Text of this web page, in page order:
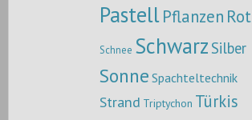
PastellPflanzen Rot
Schnee Schwarz Silber
Sonne Spachteltechnik
Strand Triptychon Türkis